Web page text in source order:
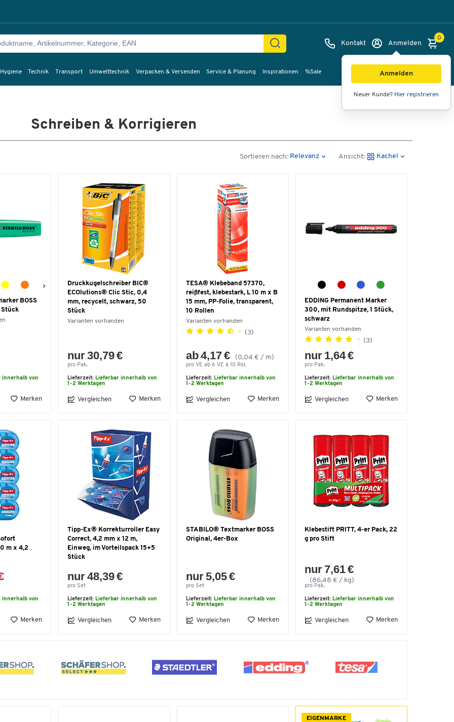
Kontakt Anmelden
Anmelden
Neuer Kunde? Hier registrieren
0
Technik Transport Umwelttechnik Verpacken & Versenden Service & Planung Inspirationen %Sale
Schreiben & Korrigieren
Sortieren nach: Relevanz Ansicht: Kachel
BOSS
Stück
innerhalb von
Merken
Druckkugelschreiber BIC®
ECOlutions® Clic Stic, 0,4
mm, recycelt, schwarz, 50
Stück
Varianten vorhanden
nur 30,79 €
pro Pak.
Lieferzeit: Lieferbar innerhalb von
1-2 Werktagen
Vergleichen Merken
TESA® Klebeband 57370,
reißfest, klebestark, L 10 m x B
15 mm, PP-Folie, transparent,
10 Rollen
Varianten vorhanden
(3)
ab 4,17 € (0,04 € / m)
pro VE ab 6 VE à 10 Rol.
Lieferzeit: Lieferbar innerhalb von
1-2 Werktagen
Vergleichen Merken
EDDING Permanent Marker
300, mit Rundspitze, 1 Stück,
schwarz
Varianten vorhanden
(3)
nur 1,64 €
pro Pak.
Lieferzeit: Lieferbar innerhalb von
1-2 Werktagen
Vergleichen Merken
m x 4,2
innerhalb von
Merken
Tipp-Ex® Korrekturroller Easy
Correct, 4,2 mm x 12 m,
Einweg, im Vorteilspack 15+5
Stück
nur 48,39 €
pro Set
Lieferzeit: Lieferbar innerhalb von
1-2 Werktagen
Vergleichen Merken
STABILO® Textmarker BOSS
Original, 4er-Box
nur 5,05 €
pro Set
Lieferzeit: Lieferbar innerhalb von
1-2 Werktagen
Vergleichen Merken
Klebestift PRITT, 4-er Pack, 22
g pro Stift
nur 7,61 €
(86,48 € / kg)
pro Pak.
Lieferzeit: Lieferbar innerhalb von
1-2 Werktagen
Vergleichen Merken
EIGENMARKE